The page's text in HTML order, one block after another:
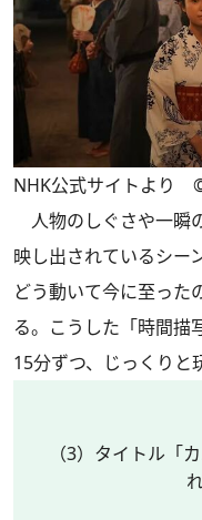
NHK公式サイトより
人物のしぐさや一瞬
映し出されているシー
どう動いて今に至った
る。こうした「時間描
15分ずつ、じっくりと
（3）タイトル「